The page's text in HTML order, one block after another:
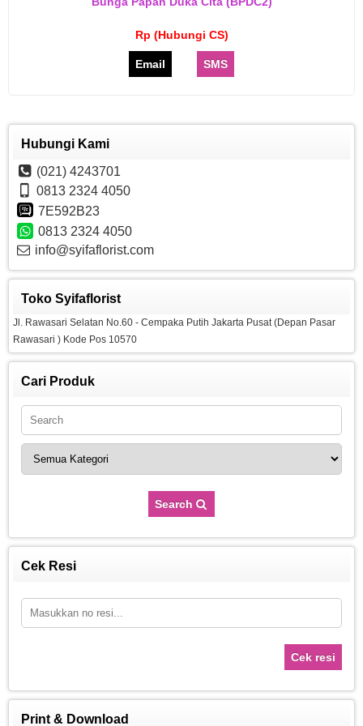
Rp (Hubungi CS)
Email SMS
Hubungi Kami
(021) 4243701
0813 2324 4050
7E592B23
0813 2324 4050
info@syifaflorist.com
Toko Syifaflorist
Jl. Rawasari Selatan No.60 - Cempaka Putih Jakarta Pusat (Depan Pasar
Rawasari ) Kode Pos 10570
Cari Produk
Search
Cek Resi
Cek resi
Print & Download